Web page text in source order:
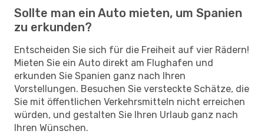
Sollte man ein Auto mieten, um Spanien
zu erkunden?
Entscheiden Sie sich für die Freiheit auf vier Rädern!
Mieten Sie ein Auto direkt am Flughafen und
erkunden Sie Spanien ganz nach Ihren
Vorstellungen. Besuchen Sie versteckte Schätze, die
Sie mit öffentlichen Verkehrsmitteln nicht erreichen
würden, und gestalten Sie Ihren Urlaub ganz nach
Ihren Wünschen.